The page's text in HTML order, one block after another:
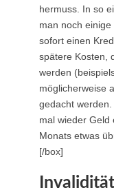
hermuss. In so
man noch
sofort einen
spätere Kosten,
werden
möglicherweise
gedacht
mal wieder Geld
Monats etwas
[/box]